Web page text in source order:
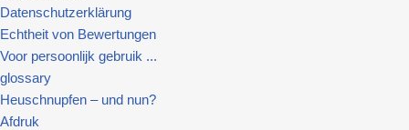
Datenschutzerklärung
Echtheit von Bewertungen
Voor persoonlijk gebruik ...
glossary
Heuschnupfen – und nun?
Afdruk